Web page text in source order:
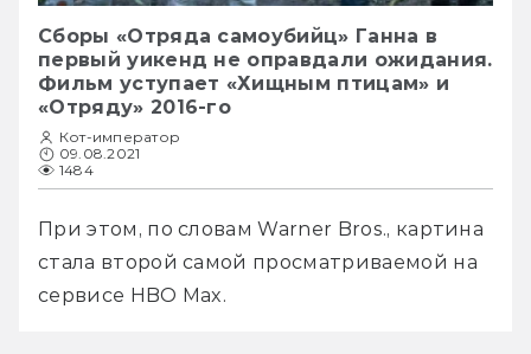
Сборы «Отряда самоубийц» Ганна в
первый уикенд не оправдали ожидания.
Фильм уступает «Хищным птицам» и
«Отряду» 2016-го
Кот-император
09.08.2021
1484
При этом, по словам Warner Bros., картина
стала второй самой просматриваемой на
сервисе HBO Max.